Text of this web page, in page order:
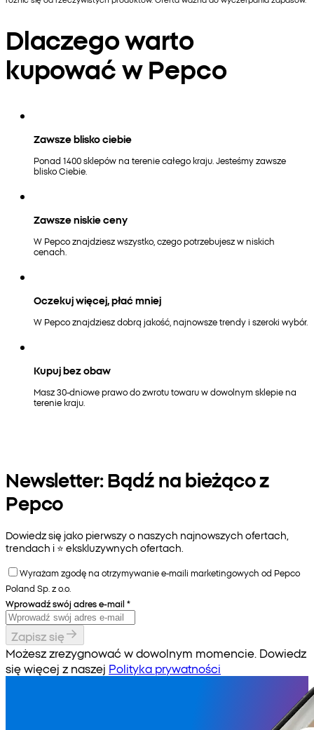
Dlaczego warto
kupować w Pepco
Zawsze blisko ciebie
Ponad 1400 sklepów na terenie całego kraju. Jesteśmy zawsze
blisko Ciebie.
Zawsze niskie ceny
W Pepco znajdziesz wszystko, czego potrzebujesz w niskich
cenach.
Oczekuj więcej, płać mniej
W Pepco znajdziesz dobrą jakość, najnowsze trendy i szeroki wybór.
Kupuj bez obaw
Masz 30-dniowe prawo do zwrotu towaru w dowolnym sklepie na
terenie kraju.
Newsletter: Bądź na bieżąco z
Pepco
Dowiedz się jako pierwszy o naszych najnowszych ofertach,
trendach i ⭐️ ekskluzywnych ofertach.
Wyrażam zgodę na otrzymywanie e-maili marketingowych od Pepco
Poland Sp. z o.o.
Wprowadź swój adres e-mail *
Zapisz się
Możesz zrezygnować w dowolnym momencie. Dowiedz
się więcej z naszej Polityka prywatności